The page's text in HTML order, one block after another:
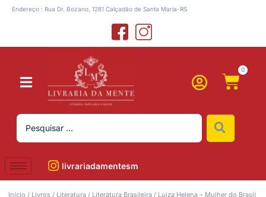
Endereço : Rua Dr. Bozano, 1281 Calçadão de Santa Maria-RS
0
livrariadamentesm
Início / Livros / Literatura / Literatura Brasileira / Luiza Helena – Mulher do Brasil